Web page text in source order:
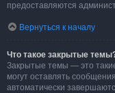
предоставляются
Вернуться к началу
Что такое закрытые
Закрытые темы — это
могут оставлять
автоматически